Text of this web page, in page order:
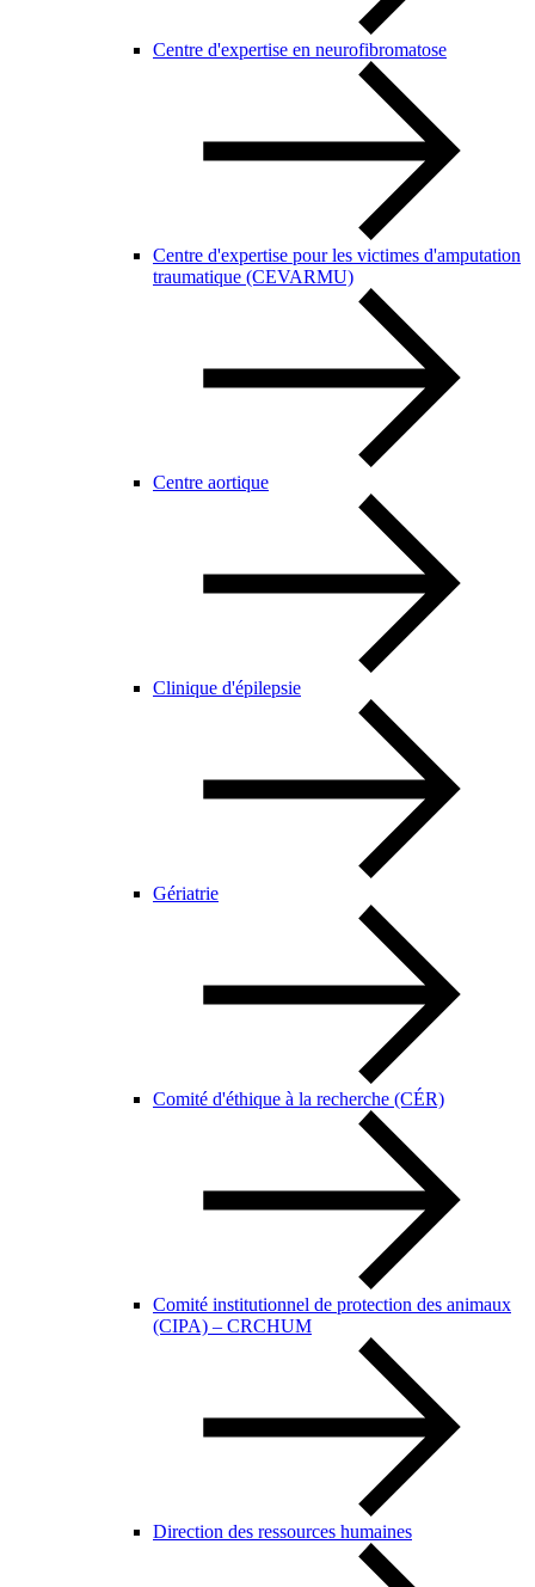
Centre d'expertise en neurofibromatose
Centre d'expertise pour les victimes d'amputation
traumatique (CEVARMU)
Centre aortique
Clinique d'épilepsie
Gériatrie
Comité d'éthique à la recherche (CÉR)
Comité institutionnel de protection des animaux
(CIPA) – CRCHUM
Direction des ressources humaines